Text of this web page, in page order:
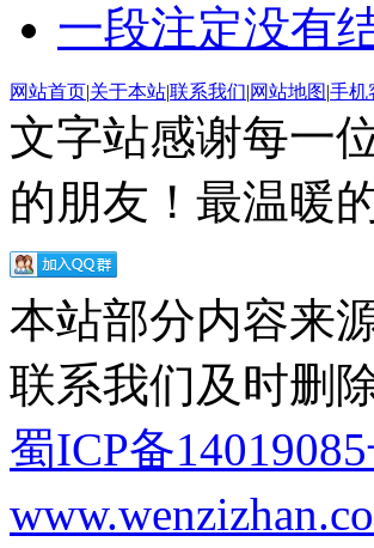
一段注定没有
网站首页|关于本站|联系我们|网站地图|手机
文字站感谢每一
的朋友！最温暖
本站部分内容来
联系我们及时删
蜀ICP备